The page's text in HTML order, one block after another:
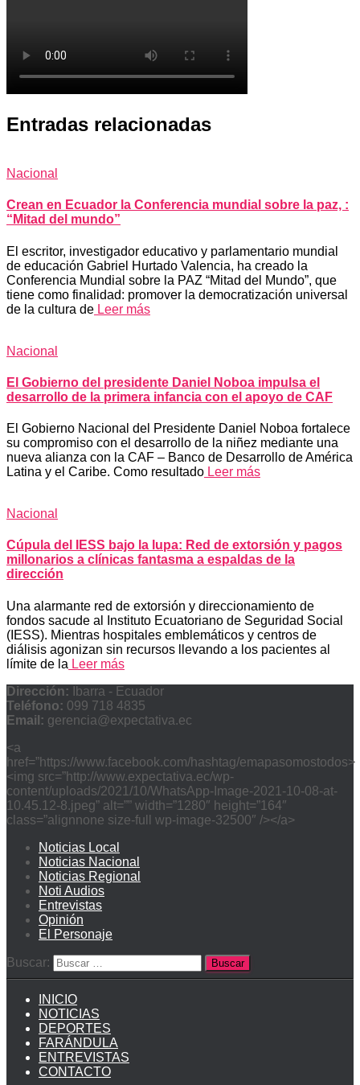
Entradas relacionadas
Nacional
Crean en Ecuador la Conferencia mundial sobre la paz, :
“Mitad del mundo”
El escritor, investigador educativo y parlamentario mundial
de educación Gabriel Hurtado Valencia, ha creado la
Conferencia Mundial sobre la PAZ “Mitad del Mundo”, que
tiene como finalidad: promover la democratización universal
de la cultura de Leer más
Nacional
El Gobierno del presidente Daniel Noboa impulsa el
desarrollo de la primera infancia con el apoyo de CAF
El Gobierno Nacional del Presidente Daniel Noboa fortalece
su compromiso con el desarrollo de la niñez mediante una
nueva alianza con la CAF – Banco de Desarrollo de América
Latina y el Caribe. Como resultado Leer más
Nacional
Cúpula del IESS bajo la lupa: Red de extorsión y pagos
millonarios a clínicas fantasma a espaldas de la
dirección
​Una alarmante red de extorsión y direccionamiento de
fondos sacude al Instituto Ecuatoriano de Seguridad Social
(IESS). Mientras hospitales emblemáticos y centros de
diálisis agonizan sin recursos llevando a los pacientes al
límite de la Leer más
Dirección:
Ibarra - Ecuador
Teléfono: 099 718 4835
Email: gerencia@expectativa.ec
<a
href=”https://www.facebook.com/hashtag/emapasomostodos>
<img src=”http://www.expectativa.ec/wp-
content/uploads/2021/10/WhatsApp-Image-2021-10-08-at-
10.45.12-8.jpeg” alt=”” width=”1280″ height=”164″
class=”alignnone size-full wp-image-32500″ /></a>
Noticias Local
Noticias Nacional
Noticias Regional
Noti Audios
Entrevistas
Opinión
El Personaje
Buscar:
INICIO
NOTICIAS
DEPORTES
FARÁNDULA
ENTREVISTAS
CONTACTO